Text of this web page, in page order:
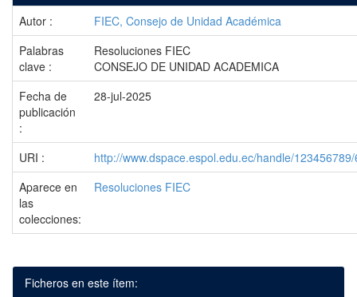
Autor :
FIEC, Consejo de Unidad Académica
Palabras
clave :
Resoluciones FIEC
CONSEJO DE UNIDAD ACADEMICA
Fecha de
publicación
:
28-jul-2025
URI :
http://www.dspace.espol.edu.ec/handle/
Aparece en
las
colecciones:
Resoluciones FIEC
Ficheros en este ítem: